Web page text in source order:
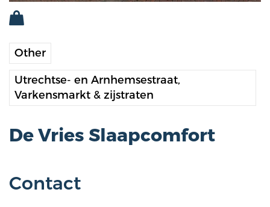
Other
Utrechtse- en Arnhemsestraat,
Varkensmarkt & zijstraten
De Vries Slaapcomfort
Contact